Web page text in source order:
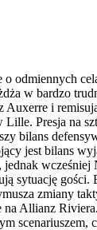
odmiennych
w bardzo
i
Presja na
bilans
jest bilans
sytuację
zmiany
Allianz
scenariuszem,